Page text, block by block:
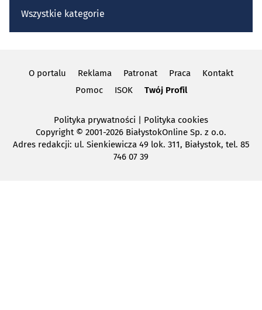
Wszystkie kategorie
O portalu Reklama Patronat Praca
Kontakt
Pomoc
ISOK Twój Profil
Polityka prywatności
Polityka cookies
Copyright© 2001-2026 BiałystokOnline Sp. z o.o.
Adres redakcji: ul. Sienkiewicza 49 lok. 311, Białystok, tel. 85
746 07 39